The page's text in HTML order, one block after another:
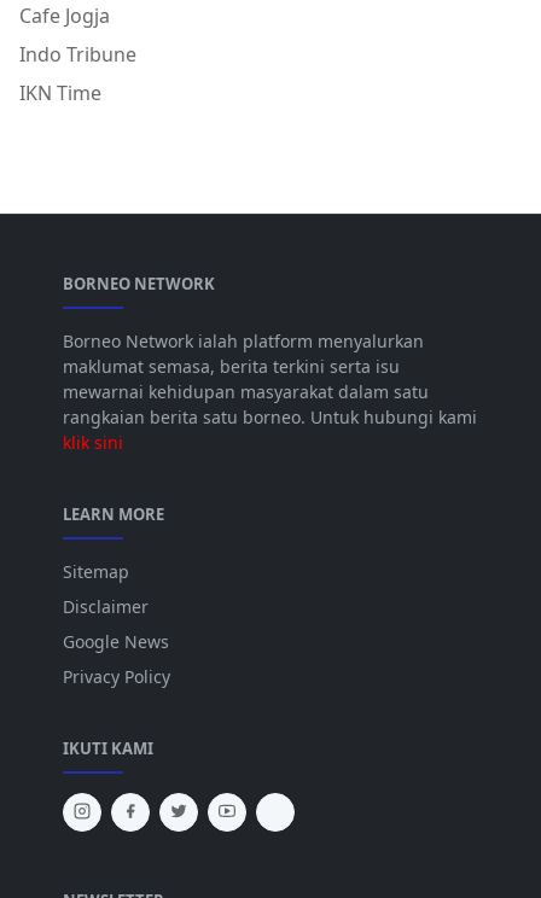
Cafe Jogja
Indo Tribune
IKN Time
BORNEO NETWORK
Borneo Network ialah platform menyalurkan
maklumat semasa, berita terkini serta isu
mewarnai kehidupan masyarakat dalam satu
rangkaian berita satu borneo. Untuk hubungi kami
klik sini
LEARN MORE
Sitemap
Disclaimer
Google News
Privacy Policy
IKUTI KAMI